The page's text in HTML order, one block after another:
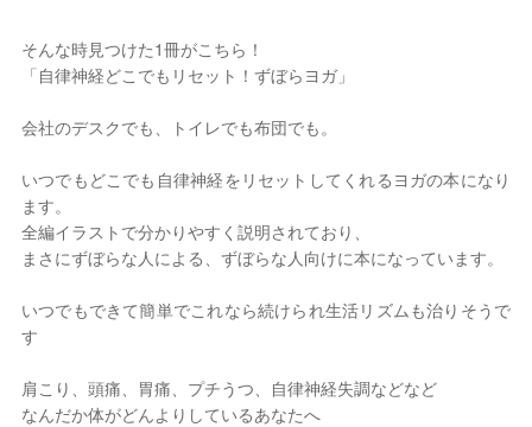
そんな時見つけた1冊がこちら！
「自律神経どこでもリセット！ずぼらヨガ」
会社のデスクでも、トイレでも布団でも。
いつでもどこでも自律神経をリセットしてくれるヨガの本になり
ます。
全編イラストで分かりやすく説明されており、
まさにずぼらな人による、ずぼらな人向けに本になっています。
いつでもできて簡単でこれなら続けられ生活リズムも治りそうで
す
肩こり、頭痛、胃痛、プチうつ、自律神経失調などなど
なんだか体がどんよりしているあなたへ